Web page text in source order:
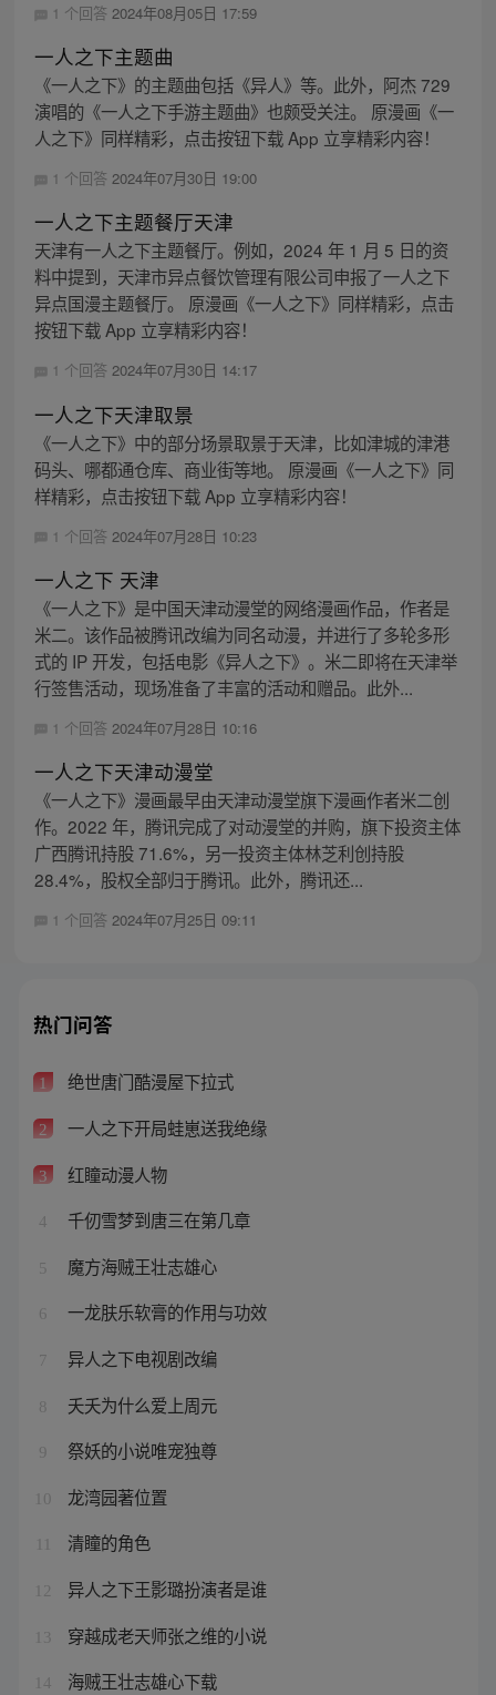
1 个回答 2024年08月05日 17:59
一人之下主题曲
《一人之下》的主题曲包括《异人》等。此外，阿杰 729
演唱的《一人之下手游主题曲》也颇受关注。 原漫画《一
人之下》同样精彩，点击按钮下载 App 立享精彩内容！
1 个回答 2024年07月30日 19:00
一人之下主题餐厅天津
天津有一人之下主题餐厅。例如，2024 年 1 月 5 日的资
料中提到，天津市异点餐饮管理有限公司申报了一人之下
异点国漫主题餐厅。 原漫画《一人之下》同样精彩，点击
按钮下载 App 立享精彩内容！
1 个回答 2024年07月30日 14:17
一人之下天津取景
《一人之下》中的部分场景取景于天津，比如津城的津港
码头、哪都通仓库、商业街等地。 原漫画《一人之下》同
样精彩，点击按钮下载 App 立享精彩内容！
1 个回答 2024年07月28日 10:23
一人之下 天津
《一人之下》是中国天津动漫堂的网络漫画作品，作者是
米二。该作品被腾讯改编为同名动漫，并进行了多轮多形
式的 IP 开发，包括电影《异人之下》。米二即将在天津举
行签售活动，现场准备了丰富的活动和赠品。此外...
1 个回答 2024年07月28日 10:16
一人之下天津动漫堂
《一人之下》漫画最早由天津动漫堂旗下漫画作者米二创
作。2022 年，腾讯完成了对动漫堂的并购，旗下投资主体
广西腾讯持股 71.6%，另一投资主体林芝利创持股
28.4%，股权全部归于腾讯。此外，腾讯还...
1 个回答 2024年07月25日 09:11
热门问答
1 绝世唐门酷漫屋下拉式
2 一人之下开局蛙崽送我绝缘
3 红瞳动漫人物
4 千仞雪梦到唐三在第几章
5 魔方海贼王壮志雄心
6 一龙肤乐软膏的作用与功效
7 异人之下电视剧改编
8 夭夭为什么爱上周元
9 祭妖的小说唯宠独尊
10 龙湾园著位置
清瞳的角色
12 异人之下王影璐扮演者是谁
13 穿越成老天师张之维的小说
14 海贼王壮志雄心下载